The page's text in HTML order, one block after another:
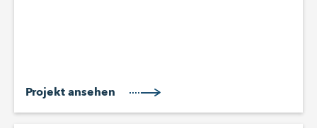
Projekt ansehen